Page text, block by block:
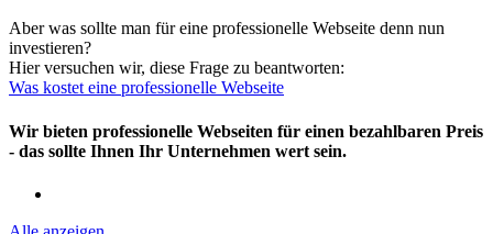
Aber was sollte man für eine professionelle Webseite denn nun
investieren?
Hier versuchen wir, diese Frage zu beantworten:
Was kostet eine professionelle Webseite
Wir bieten professionelle Webseiten für einen bezahlbaren Preis
- das sollte Ihnen Ihr Unternehmen wert sein.